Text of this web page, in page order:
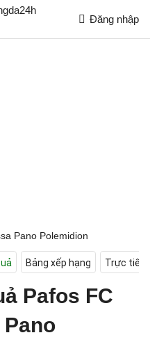
Đăng nhập
Pano Polemidion
Bảng xếp hạng Trực tiếp
Pafos FC